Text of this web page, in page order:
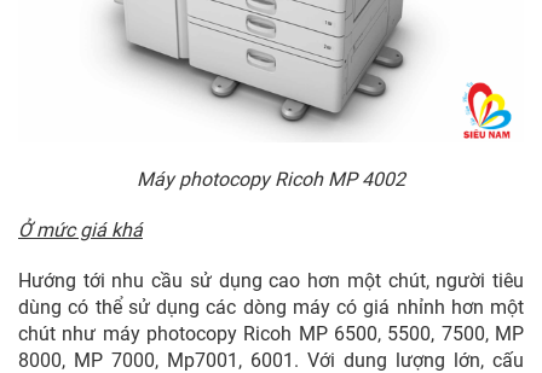
Máy photocopy Ricoh MP 4002
Ở mức giá khá
Hướng tới nhu cầu sử dụng cao hơn một chút, người tiêu
dùng có thể sử dụng các dòng máy có giá nhỉnh hơn một
chút như máy photocopy Ricoh MP 6500, 5500, 7500, MP
8000, MP 7000, Mp7001, 6001. Với dung lượng lớn, cấu